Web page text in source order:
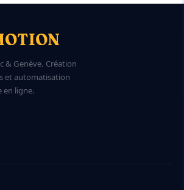
& Genève. Création
et automatisation
en ligne.